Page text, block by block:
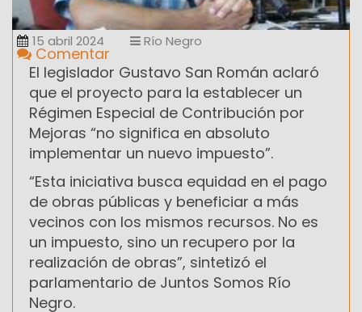
15 abril 2024 Río Negro
Comentar
El legislador Gustavo San Román aclaró
que el proyecto para la establecer un
Régimen Especial de Contribución por
Mejoras “no significa en absoluto
implementar un nuevo impuesto”.
“Esta iniciativa busca equidad en el pago
de obras públicas y beneficiar a más
vecinos con los mismos recursos. No es
un impuesto, sino un recupero por la
realización de obras”, sintetizó el
parlamentario de Juntos Somos Río
Negro.